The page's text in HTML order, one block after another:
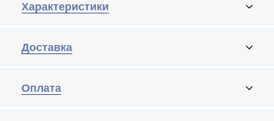
Характеристики
Доставка
Оплата